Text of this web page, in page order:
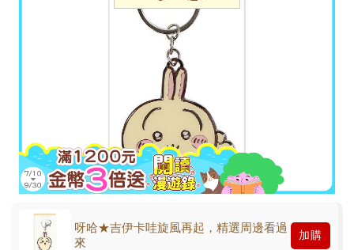
呀哈★吉伊卡哇旋風再起，精選周邊看過
來
加購